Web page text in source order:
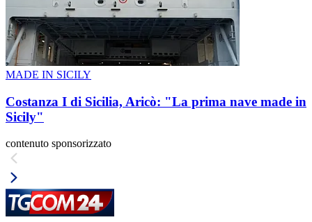
MADE IN SICILY
Costanza I di Sicilia, Aricò: "La prima nave made in
Sicily"
contenuto sponsorizzato